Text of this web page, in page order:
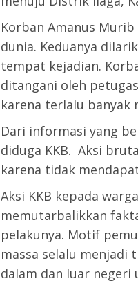
Korban Amanus
dunia. Keduanya
tempat kejadian.
ditangani oleh
karena terlalu banyak
Dari informasi yang
diduga KKB. Aksi
karena tidak
Aksi KKB kepada
memutarbalikkan
pelakunya. Motif
massa selalu menjadi
dalam dan luar